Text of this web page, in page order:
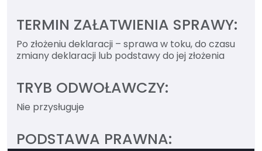
TERMIN ZAŁATWIENIA SPRAWY:
Po złożeniu deklaracji – sprawa w toku, do czasu
zmiany deklaracji lub podstawy do jej złożenia
TRYB ODWOŁAWCZY:
Nie przysługuje
PODSTAWA PRAWNA: